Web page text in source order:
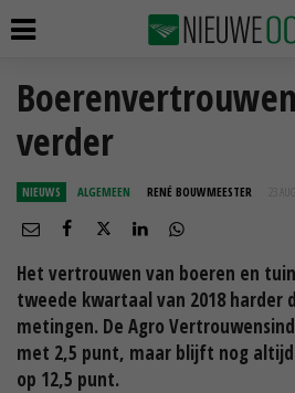
verder
NIEUWS ALGEMEEN RENÉ BOUWMEESTER 23
Het vertrouwen van boeren en
tweede kwartaal van 2018 harder
metingen. De Agro
met 2,5 punt, maar blijft nog
op 12,5 punt.